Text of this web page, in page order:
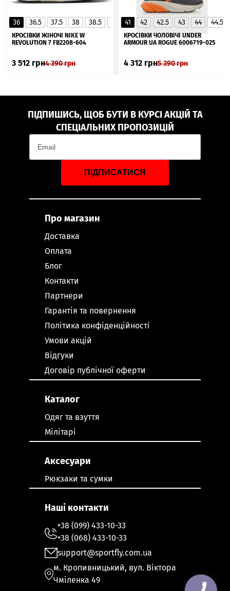
36 36.5 37.5 38 38.5 40 40.5
41
▲
КРОСІВКИ ЖІНОЧІ NIKE W
REVOLUTION 7 FB2208-604
3 512 грн4 390грн
41 42 42.5 43 44 44.5
КРОСІВКИ ЧОЛОВІЧІ UNDER
ARMOUR UA ROGUE 6006719-025
4 312 грн5 390грн
ПІДПИШИСЬ, ЩОБ БУТИ В КУРСІ АКЦІЙ ТА
СПЕЦІАЛЬНИХ ПРОПОЗИЦІЙ
ПІДПИСАТИСЯ
Про магазин
Доставка
Оплата
Блог
Контакти
Партнери
Гарантія та повернення
Політика конфіденційності
Умови акцій
Відгуки
Договір публічної оферти
Каталог
Одяг та взуття
Мілітарі
Аксесуари
Рюкзаки та сумки
Наші контакти
+38 (099) 433-10-33
+38 (068) 433-10-33
support@sportfly.com.ua
м. Кропивницький, вул. Віктора
Чміленка 49
КНОПКА